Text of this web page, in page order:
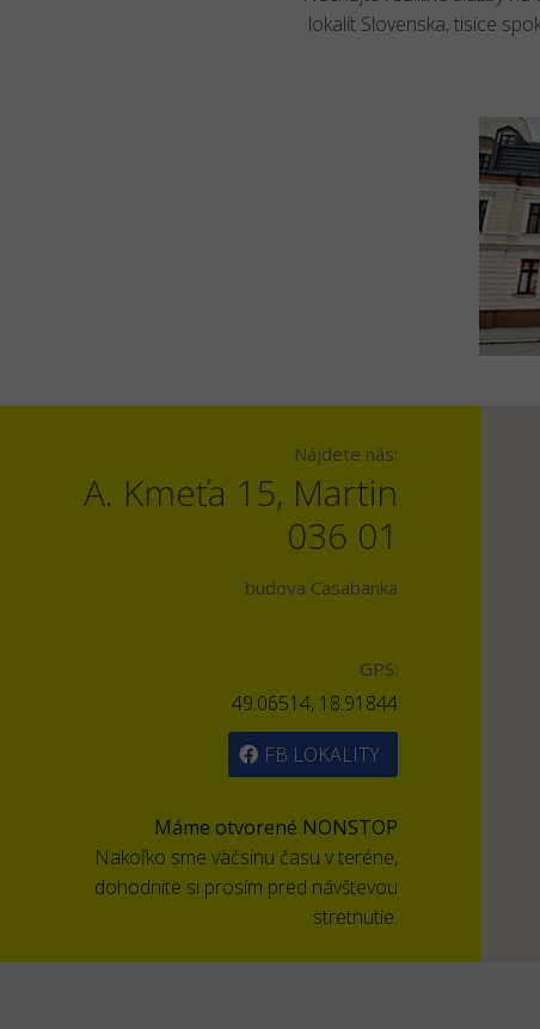
lokalít Slovenska, tisíce
Nájdete nás:
A. Kmeťa 15, Martin
036 01
budova Casabanka
GPS:
49.06514, 18.91844
FB LOKALITY
Máme otvorené NONSTOP
Nakoľko sme väčsinu času v teréne,
dohodnite si prosím pred návštevou
stretnutie.